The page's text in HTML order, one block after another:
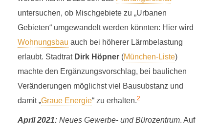
untersuchen, ob Mischgebiete zu „Urbanen
Gebieten“ umgewandelt werden könnten: Hier wird
Wohnungsbau auch bei höherer Lärmbelastung
erlaubt. Stadtrat Dirk Höpner(München-Liste)
machte den Ergänzungsvorschlag, bei baulichen
Veränderungen möglichst viel Bausubstanz und
damit „Graue Energie“ zu erhalten.2
April 2021:Neues Gewerbe- und Bürozentrum. Auf